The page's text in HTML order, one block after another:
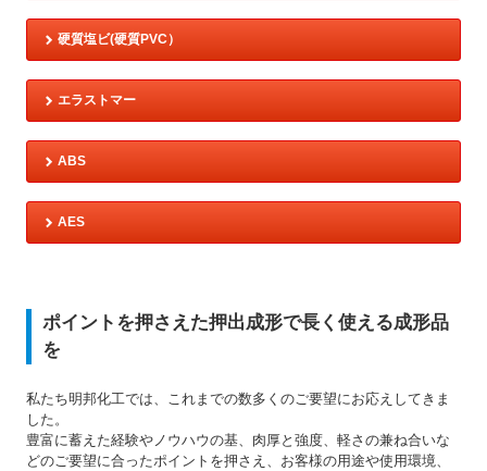
硬質塩ビ(硬質PVC）
エラストマー
ABS
AES
ポイントを押さえた押出成形で長く使える成形品
を
私たち明邦化工では、これまでの数多くのご要望にお応えしてきま
した。
豊富に蓄えた経験やノウハウの基、肉厚と強度、軽さの兼ね合いな
どのご要望に合ったポイントを押さえ、お客様の用途や使用環境、